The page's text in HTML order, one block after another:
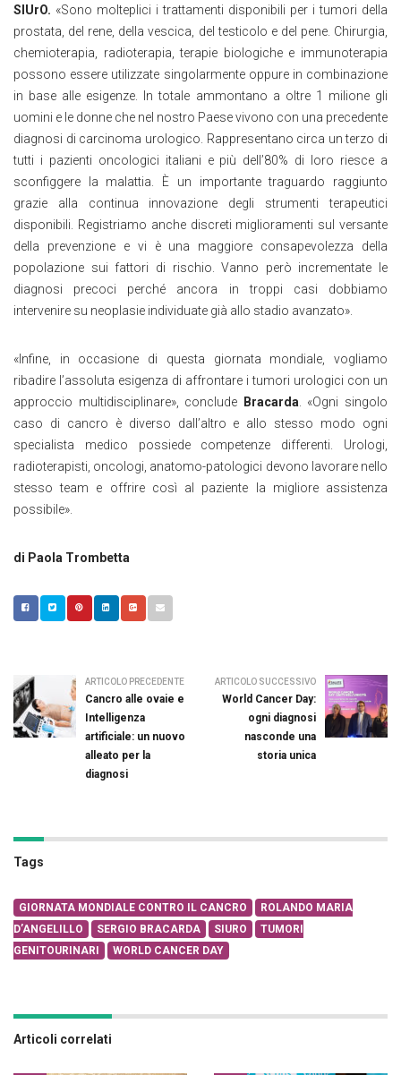
SIUrO. «Sono molteplici i trattamenti disponibili per i tumori della
prostata, del rene, della vescica, del testicolo e del pene. Chirurgia,
chemioterapia, radioterapia, terapie biologiche e immunoterapia
possono essere utilizzate singolarmente oppure in combinazione
in base alle esigenze. In totale ammontano a oltre 1 milione gli
uomini e le donne che nel nostro Paese vivono con una precedente
diagnosi di carcinoma urologico. Rappresentano circa un terzo di
tutti i pazienti oncologici italiani e più dell’80% di loro riesce a
sconfiggere la malattia. È un importante traguardo raggiunto
grazie alla continua innovazione degli strumenti terapeutici
disponibili. Registriamo anche discreti miglioramenti sul versante
della prevenzione e vi è una maggiore consapevolezza della
popolazione sui fattori di rischio. Vanno però incrementate le
diagnosi precoci perché ancora in troppi casi dobbiamo
intervenire su neoplasie individuate già allo stadio avanzato».
«Infine, in occasione di questa giornata mondiale, vogliamo
ribadire l’assoluta esigenza di affrontare i tumori urologici con un
approccio multidisciplinare», conclude
Bracarda . «Ogni singolo
caso di cancro è diverso dall’altro e allo stesso modo ogni
specialista medico possiede competenze differenti. Urologi,
radioterapisti, oncologi, anatomo-patologici devono lavorare nello
stesso team e offrire così al paziente la migliore assistenza
possibile».
di Paola Trombetta
ARTICOLO PRECEDENTE
Cancro alle ovaie e
Intelligenza
artificiale: un nuovo
alleato per la
diagnosi
ARTICOLO SUCCESSIVO
World Cancer Day:
ogni diagnosi
nasconde una
storia unica
Tags
GIORNATA MONDIALE CONTRO IL CANCRO
ROLANDO MARIA
D’ANGELILLO
SERGIO BRACARDA SIURO
TUMORI
GENITOURINARI
WORLD CANCER DAY
Articoli correlati